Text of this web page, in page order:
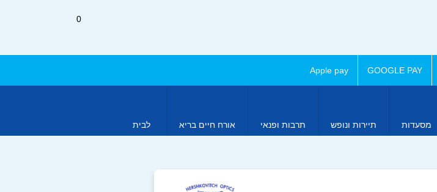
0
GOOGLE PAY
Apple pay
מסעדות תיירות ונופש תרבות ופנאי אורח חיים בריא לבית